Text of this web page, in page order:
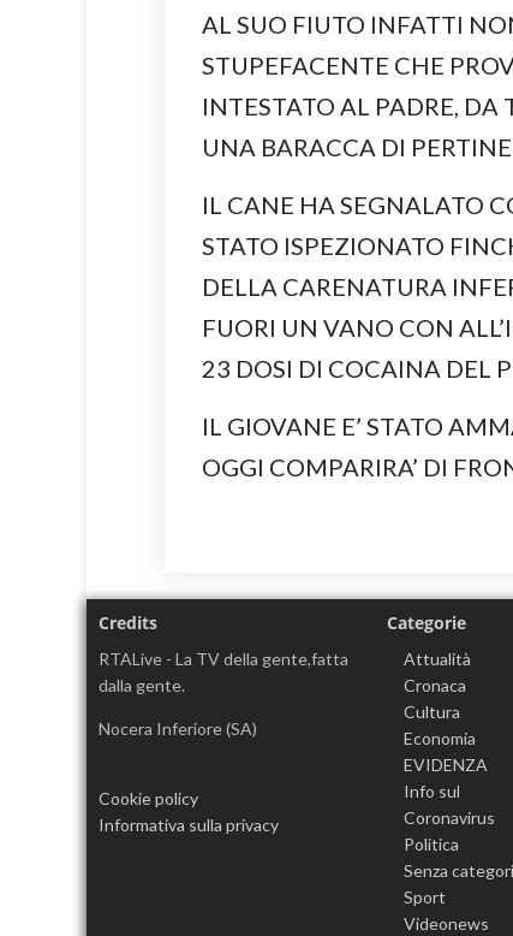
AL SUO FIUTO INFATTI
STUPEFACENTE CHE
INTESTATO AL PADRE,
UNA BARACCA DI
IL CANE HA SEGNALATO
STATO ISPEZIONATO
DELLA CARENATURA
FUORI UN VANO CON
23 DOSI DI COCAINA DEL
IL GIOVANE E’ STATO
OGGI COMPARIRA’ DI
Credits
RTALive - La TV della gente,fatta
dalla gente.
Nocera Inferiore (SA)
Cookie policy
Informativa sulla privacy
Categorie
Attualità
Cronaca
Cultura
Economia
EVIDENZA
Info sul
Coronavirus
Politica
Senza
Sport
Videonews